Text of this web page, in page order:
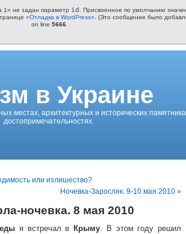
1» не задан параметр id
. Присвоенное по умолчанию
«Отладка в WordPress» . (Это сообщение было
on line 5666
в Украине
местах, архитектурных и исторических
достопримечательностях.
или излишество?
Ночевка-Заросляк. 9-10 мая 2010 »
ночевка. 8 мая 2010
я встречал в Крыму . В этом году решил